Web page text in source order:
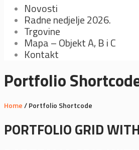
Novosti
Radne nedjelje 2026.
Trgovine
Mapa – Objekt A, B i C
Kontakt
Portfolio
Home/Portfolio Shortcode
PORTFOLIO GRID